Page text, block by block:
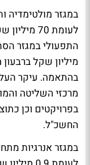
לעומת 70
בהתאמה. עיקר
מרכזי השליטה
בפרויקטים וכן
החשכ"ל.